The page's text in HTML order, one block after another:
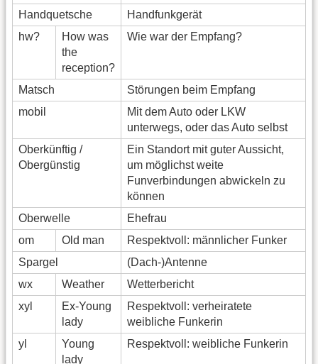
Handquetsche
Handfunkgerät
hw?
How was
the
reception?
Wie war der Empfang?
Matsch
Störungen beim Empfang
mobil
Mit dem Auto oder LKW
unterwegs, oder das Auto selbst
Oberkünftig /
Obergünstig
Ein Standort mit guter Aussicht,
um möglichst weite
Funverbindungen abwickeln zu
können
Oberwelle
Ehefrau
om
Old man
Respektvoll: männlicher Funker
Spargel
(Dach-)Antenne
wx
Weather
Wetterbericht
xyl
Ex-Young
lady
Respektvoll: verheiratete
weibliche Funkerin
yl
Young
lady
Respektvoll: weibliche Funkerin